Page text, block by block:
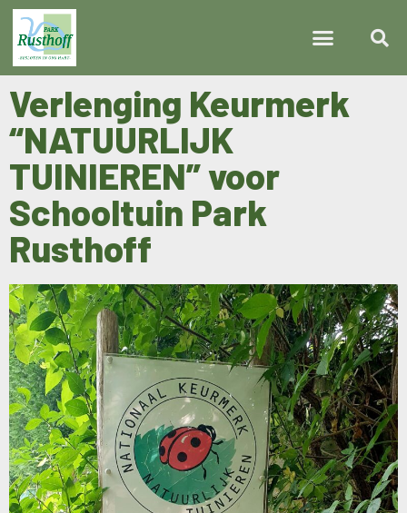
Verlenging Keurmerk
“NATUURLIJK
TUINIEREN” voor
Schooltuin Park
Rusthoff